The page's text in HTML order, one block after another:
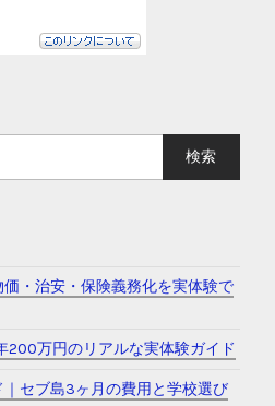
・治安・保険義務化を実体験で
200万円のリアルな実体験ガイド
セブ島3ヶ月の費用と学校選び